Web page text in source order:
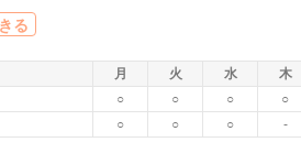
る
月 火 水
木
○ ○ ○
○
○ ○ ○ -